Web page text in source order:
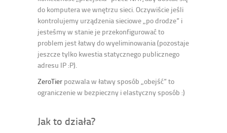
do komputera we wnętrzu sieci. Oczywiście jeśli
kontrolujemy urządzenia sieciowe „po drodze” i
jesteśmy w stanie je przekonfigurować to
problem jest łatwy do wyeliminowania (pozostaje
jeszcze tylko kwestia statycznego publicznego
adresu IP :P).
ZeroTier pozwala w łatwy sposób „obejść” to
ograniczenie w bezpieczny i elastyczny sposób :)
Jak to działa?